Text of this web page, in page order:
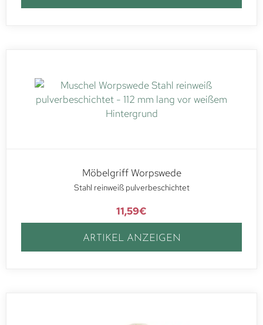
Möbelgriff Worpswede
Stahl reinweiß pulverbeschichtet
11,59€
ARTIKEL ANZEIGEN